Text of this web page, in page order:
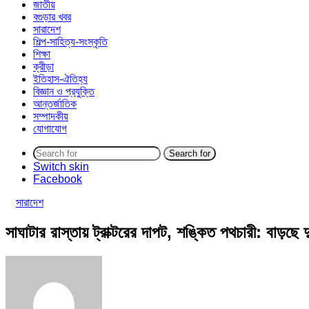
জাতীয়
বগুড়ার খবর
সারাদেশ
শিল্প-সাহিত্য-সংস্কৃতি
শিক্ষা
ক্রীড়া
ইতিহাস-ঐতিহ্য
বিজ্ঞান ও প্রযুক্তি
আন্তর্জাতিক
সম্পাদকীয়
যোগাযোগ
Search for
Switch skin
Facebook
সারাদেশ
সাঘাটার রাস্তায় ট্রাক্টরের দাপট, শঙ্কিত পথচারী: